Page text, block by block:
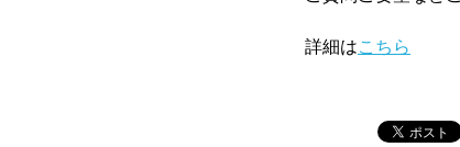
詳細はこちら